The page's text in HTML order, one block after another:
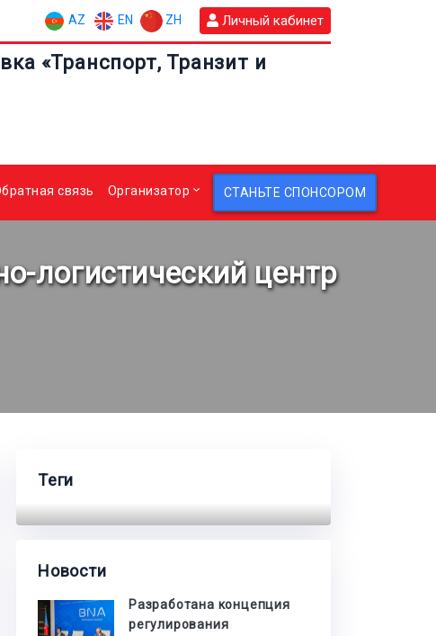
AZ EN ZH Личный кабинет
«Транспорт, Транзит и
связь Организатор СТАНЬТЕ СПОНСОРОМ
логистический центр
Теги
Новости
Разработана концепция
регулирования